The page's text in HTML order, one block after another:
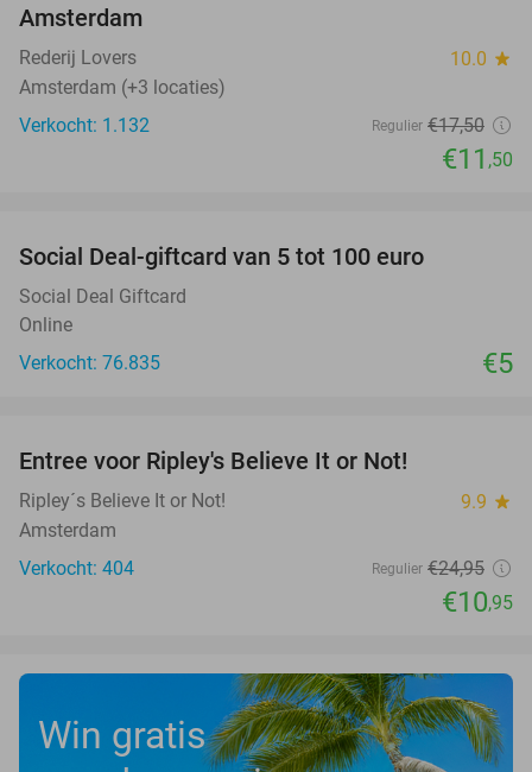
Amsterdam
Rederij Lovers 10.0 star
Amsterdam (+3 locaties)
Verkocht: 1.132
Regulier €17,50
€11 ,50
Social Deal-giftcard van 5 tot 100 euro
Social Deal Giftcard
Online
Verkocht: 76.835
€5
Entree voor Ripley's Believe It or Not!
Ripley´s Believe It or Not! 9.9 star
Amsterdam
Verkocht: 404
Regulier €24,95
€10,95
Win gratis